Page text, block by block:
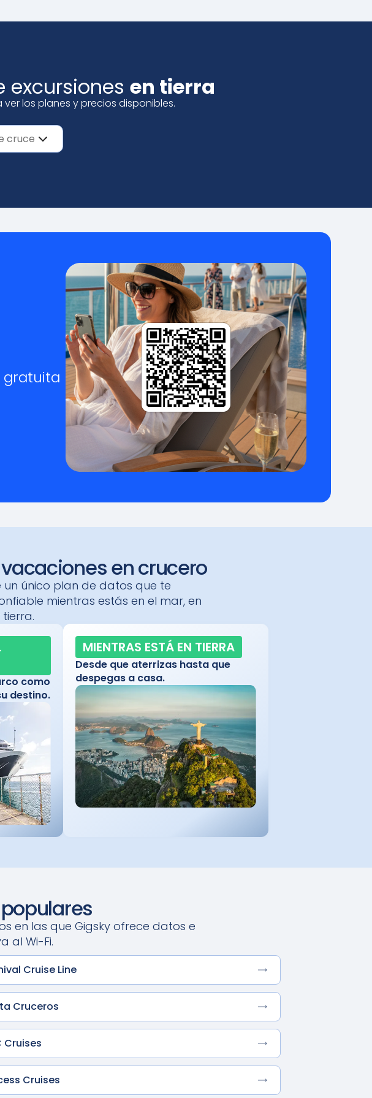
excursiones en tierra
los planes y precios disponibles.
gratuita
en crucero
un único plan de datos que te
mientras estás en el mar, en
como
destino.
MIENTRAS ESTÁ EN TIERRA
Desde que aterrizas hasta que
despegas a casa.
en las que Gigsky ofrece datos e
al Wi-Fi.
Cruise Line
Cruceros
Cruises
Cruises